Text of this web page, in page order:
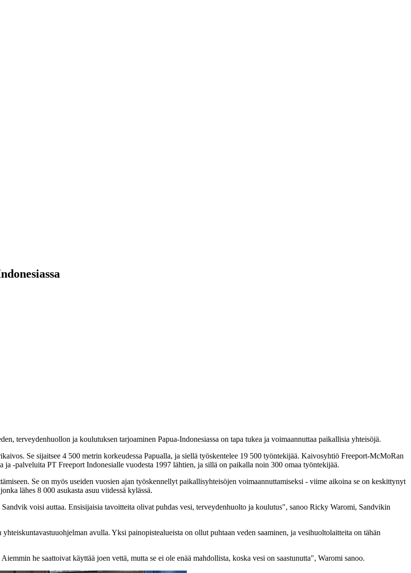
terveydenhuollon ja koulutuksen tarjoaminen Papua-Indonesiassa on tapa tukea ja voimaannuttaa paikallisia yhteisöjä.
Se sijaitsee 4 500 metrin korkeudessa Papualla, ja siellä työskentelee 19 500 työntekijää. Kaivosyhtiö Freeport-McMoRan
-palveluita PT Freeport Indonesialle vuodesta 1997 lähtien, ja sillä on paikalla noin 300 omaa työntekijää.
Se on myös useiden vuosien ajan työskennellyt paikallisyhteisöjen voimaannuttamiseksi - viime aikoina se on keskittynyt
lähes 8 000 asukasta asuu viidessä kylässä.
voisi auttaa. Ensisijaisia tavoitteita olivat puhdas vesi, terveydenhuolto ja koulutus", sanoo Ricky Waromi, Sandvikin
avulla. Yksi painopistealueista on ollut puhtaan veden saaminen, ja vesihuoltolaitteita on tähän
he saattoivat käyttää joen vettä, mutta se ei ole enää mahdollista, koska vesi on saastunutta", Waromi sanoo.